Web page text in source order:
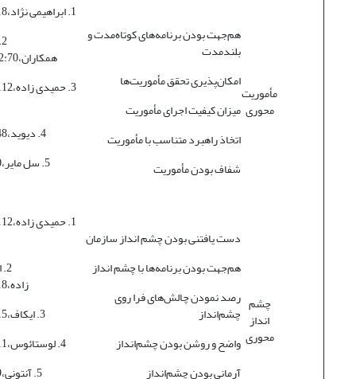
مأموریت
محوری
هم‌جهت بودن برنامه‌های کوتاه‌مدت و
بلندمدت
امکان‌پذیری تحقق مأموریت‌ها
میزان کیفیت اجرای مأموریت
اتخاذ راهبرد متناسب با مأموریت
شفاف بودن مأموریت
1. ابراهیمی نژاد،1379:218
همکاران،1382:70-79
4. دیوید،1380:548
5. سل مایر،2003:40
چشم
انداز
محوری
دست یافتنی بودن چشم انداز سازمان
هم‌جهت بودن برنامه‌‌ها با چشم انداز
رصد نمودن چالش‌های فرا روی
چشم‌انداز
واضح و روشن بودن چشم‌انداز
آرمانی بودن چشم‌انداز
زاده،1379:218
3. ایکاف،1384:115
4. لوستائوس،1385:111
5. آنتونی،1381:89